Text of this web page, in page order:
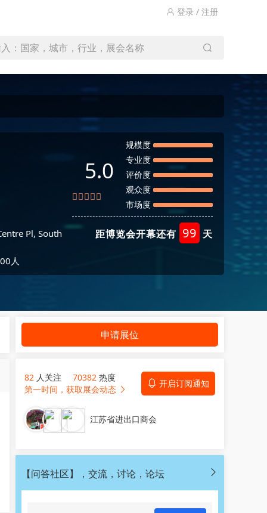
登录 / 注册
：国家，城市，行业，展会名称
Pl, South
人
5.0
规模度
专业度
评价度
观众度
市场度
距博览会开幕还有 99 天
申请展位
82 人关注 70382 热度
开启订阅通知
第一时间，获取展会动态
江苏省进出口商会
【问答社区】，交流，讨论，论坛